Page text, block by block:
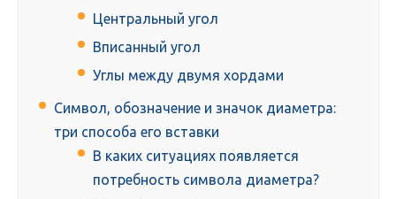
Центральный угол
Вписанный угол
Углы между двумя хордами
Символ, обозначение и значок диаметра:
три способа его вставки
В каких ситуациях появляется
потребность символа диаметра?